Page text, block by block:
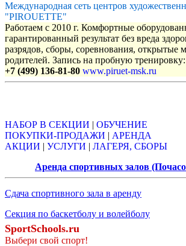
Международная сеть центров
"PIROUETTE"
Работаем с 2010 г. Комфортные
гарантированный результат без вреда
разрядов, сборы, соревнования, открытые
родителей. Запись на пробную тренировку:
+7 (499) 136-81-80 www.piruet-msk.ru
НАБОР В СЕКЦИИ | ОБУЧЕНИЕ
ПОКУПКИ-ПРОДАЖИ | АРЕНДА
АКЦИИ | УСЛУГИ | ЛАГЕРЯ, СБОРЫ
Аренда спортивных залов
Сдача спортивного зала в аренду
Секция по баскетболу и волейболу
SportSchools.ru
Выбери свой спорт!